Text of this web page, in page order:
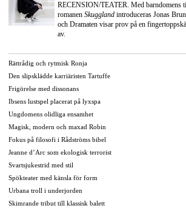
RECENSION/TEATER. Med barndomens
romanen Skuggland introduceras Jonas
och Dramaten visar prov på en
av.
Rättrådig och rytmisk Ronja
Den slipsklädde karriäristen Tartuffe
Frigörelse med dissonans
Ibsens lustspel placerat på lyxspa
Ungdomens olidliga ensamhet
Magisk, modern och maxad Robin
Fokus på filosofi i Rådströms bibel
Jeanne d’Arc som ekologisk terrorist
Svartsjukestrid med stil
Spökteater med känsla för form
Urbana troll i underjorden
Skimrande tribut till klassisk balett